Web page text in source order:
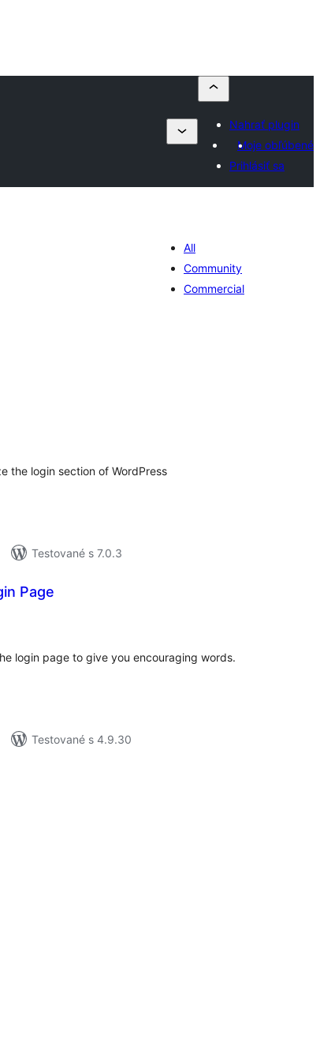
Nahrať plugin
Moje obľúbené
Prihlásiť sa
All
Community
Commercial
the login section of WordPress
Testované s 7.0.3
Page
login page to give you encouraging words.
Testované s 4.9.30